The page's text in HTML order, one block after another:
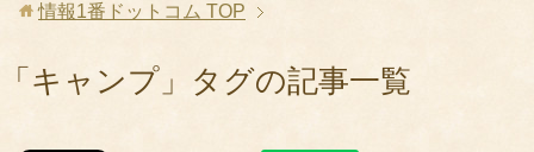
情報1番ドットコム TOP
「キャンプ」タグの記事一覧